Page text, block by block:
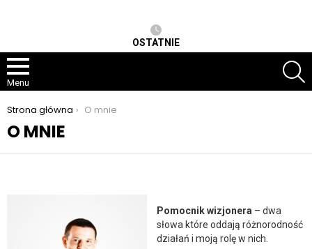
OSTATNIE
Menu
Jesteś tutaj:
Strona główna O mnie
O MNIE
Pomocnik wizjonera – dwa
słowa które oddają różnorodność
działań i moją rolę w nich.